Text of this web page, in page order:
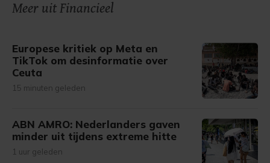
Meer uit Financieel
Europese kritiek op Meta en
TikTok om desinformatie over
Ceuta
15 minuten geleden
ABN AMRO: Nederlanders gaven
minder uit tijdens extreme hitte
1 uur geleden